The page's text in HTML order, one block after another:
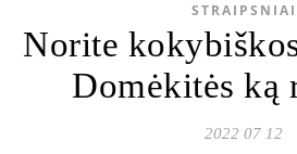
STRAIPSNIAI
Norite
Domėkitės ką
2022 07 12